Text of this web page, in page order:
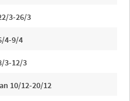
3-26/3
4-9/4
3-12/3
10/12-20/12